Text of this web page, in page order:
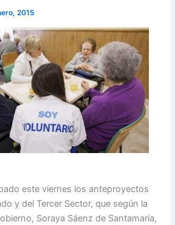
2015
este viernes los anteproyectos
y del Tercer Sector, que según la
Soraya Sáenz de Santamaría,